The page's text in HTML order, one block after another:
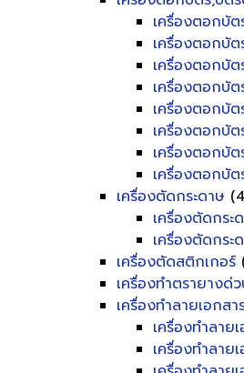
เครื่องตอกบั
เครื่องตอกบัต
เครื่องตอกบัต
เครื่องตอกบั
เครื่องตอกบั
เครื่องตอกบัต
เครื่องตอกบัต
เครื่องตอกบัต
เครื่องตัดกระดาษ
เครื่องตัดกระ
เครื่องตัดกระ
เครื่องตัดสติกเกอร์
เครื่องทำตรายางด่
เครื่องทำลายเอกสา
เครื่องทำลาย
เครื่องทำลาย